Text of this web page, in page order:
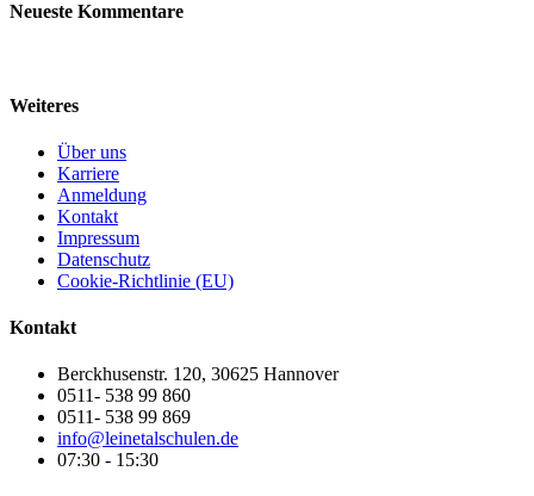
Neueste Kommentare
Weiteres
Über uns
Karriere
Anmeldung
Kontakt
Impressum
Datenschutz
Cookie-Richtlinie (EU)
Kontakt
Berckhusenstr. 120, 30625 Hannover
0511- 538 99 860
0511- 538 99 869
info@leinetalschulen.de
07:30 - 15:30